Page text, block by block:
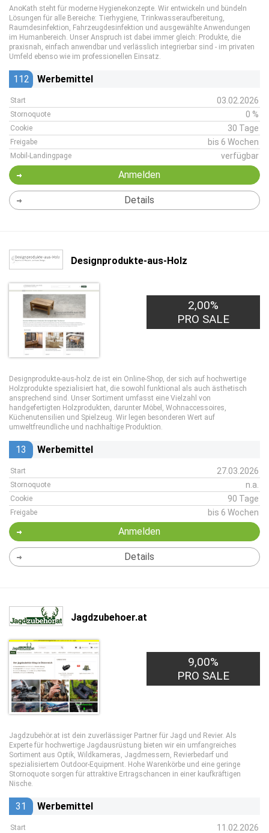
AnoKath steht für moderne Hygienekonzepte. Wir entwickeln und bündeln
Lösungen für alle Bereiche: Tierhygiene, Trinkwasseraufbereitung,
Raumdesinfektion, Fahrzeugdesinfektion und ausgewählte Anwendungen
im Humanbereich. Unser Anspruch ist dabei immer gleich: Produkte, die
praxisnah, einfach anwendbar und verlässlich integrierbar sind - im privaten
Umfeld ebenso wie im professionellen Einsatz.
112 Werbemittel
Start 03.02.2026
Stornoquote 0 %
Cookie 30 Tage
Freigabe bis 6 Wochen
Mobil-Landingpage verfügbar
Anmelden
Details
Designprodukte-aus-Holz
2,00%
PRO SALE
Designprodukte-aus-holz.de ist ein Online-Shop, der sich auf hochwertige
Holzprodukte spezialisiert hat, die sowohl funktional als auch ästhetisch
ansprechend sind. Unser Sortiment umfasst eine Vielzahl von
handgefertigten Holzprodukten, darunter Möbel, Wohnaccessoires,
Küchenutensilien und Spielzeug. Wir legen besonderen Wert auf
umweltfreundliche und nachhaltige Produktion.
13 Werbemittel
Start 27.03.2026
Stornoquote n.a.
Cookie 90 Tage
Freigabe bis 6 Wochen
Anmelden
Details
Jagdzubehoer.at
9,00%
PRO SALE
Jagdzubehör.at ist dein zuverlässiger Partner für Jagd und Revier. Als
Experte für hochwertige Jagdausrüstung bieten wir ein umfangreiches
Sortiment aus Optik, Wildkameras, Jagdmessern, Revierbedarf und
spezialisiertem Outdoor-Equipment. Hohe Warenkörbe und eine geringe
Stornoquote sorgen für attraktive Ertragschancen in einer kaufkräftigen
Nische.
31 Werbemittel
Start 11.02.2026